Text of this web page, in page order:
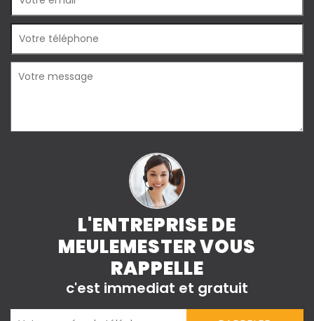
L'ENTREPRISE DE
MEULEMESTER VOUS
RAPPELLE
c'est immediat et gratuit